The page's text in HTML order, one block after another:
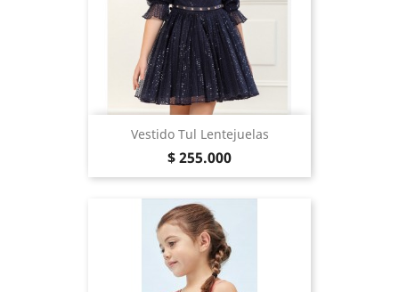
Vestido Tul Lentejuelas
Precio
$ 255.000